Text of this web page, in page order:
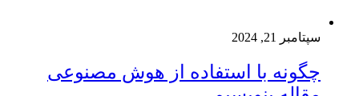
سپتامبر 21, 2024
چگونه با استفاده از هوش مصنوعی